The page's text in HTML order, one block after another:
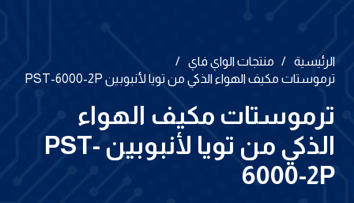
الرئيسية / منتجات الواي فاي /
ترموستات مكيف الهواء الذكي من تويا لأنبوبين PST-6000-2P
ترموستات مكيف الهواء
الذكي من تويا لأنبوبين PST-
6000-2P